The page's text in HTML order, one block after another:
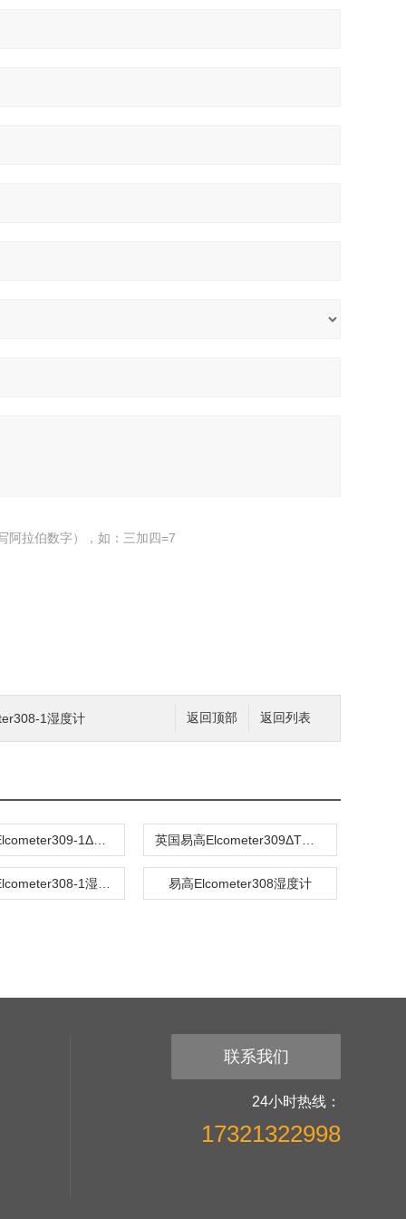
阿拉伯数字），如：三加四=7
返回列表
返回顶部
1湿度计
易高Elcometer308湿度计
联系我们
24小时热线：
17321322998